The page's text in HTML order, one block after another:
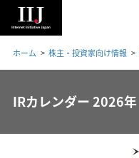
ホーム 株主・投資家向け情報
IRカレンダー 2026年